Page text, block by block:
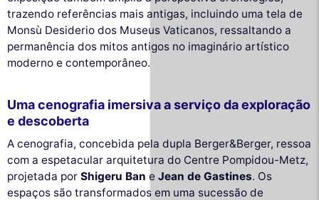
trazendo referências mais antigas, incluindo uma tela de
Monsù Desiderio dos Museus Vaticanos, ressaltando a
permanência dos mitos antigos no imaginário artístico
moderno e contemporâneo.
Uma cenografia imersiva a serviço da exploração
e descoberta
A cenografia, concebida pela dupla Berger&Berger, ressoa
com a espetacular arquitetura do Centre Pompidou-Metz,
projetada por Shigeru Ban e Jean de Gastines. Os
espaços são transformados em uma sucessão de